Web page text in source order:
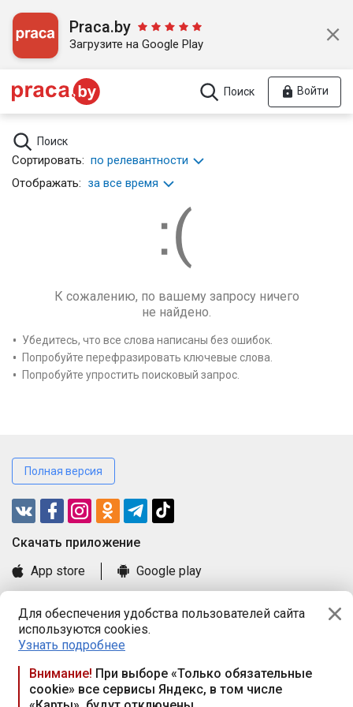
Для обеспечения удобства пользователей сайта
используются cookies.
Узнать подробнее
Внимание! При выборе «Только обязательные
cookie» все сервисы Яндекс, в том числе
Praca.by
Загрузите на Google Play
Поиск Войти
Поиск
Сортировать: по релевантности
Отображать: за все время
К сожалению, по вашему запросу ничего
не найдено.
Убедитесь, что все слова написаны без ошибок.
Попробуйте перефразировать ключевые слова.
Попробуйте упростить поисковый запрос.
Полная версия
Cкачать приложение
App store
Google play
Книга замечаний и предложений
Правила и документы
Praca.by © 2000—2026, ООО «ПРАЦА БАЙ»
Республика Беларусь, 220114, г. Минск, пр-т Независимости
117а, пом. № 9.